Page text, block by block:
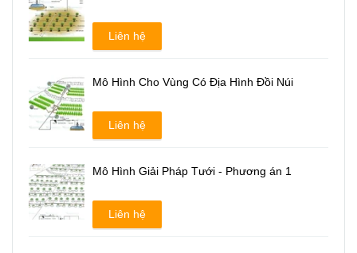
Liên hệ
Mô Hình Cho Vùng Có Địa Hình Đồi Núi
Liên hệ
Mô Hình Giải Pháp Tưới - Phương án 1
Liên hệ